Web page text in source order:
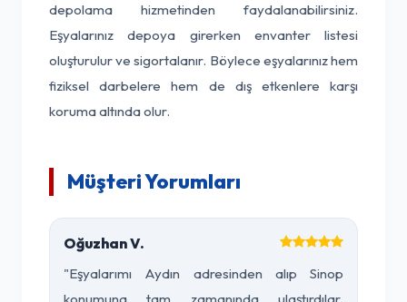
depolama hizmetinden faydalanabilirsiniz.
Eşyalarınız depoya girerken envanter listesi
oluşturulur ve sigortalanır. Böylece eşyalarınız hem
fiziksel darbelere hem de dış etkenlere karşı
koruma altında olur.
Müşteri Yorumları
Oğuzhan V.
"Eşyalarımı Aydın adresinden alıp Sinop